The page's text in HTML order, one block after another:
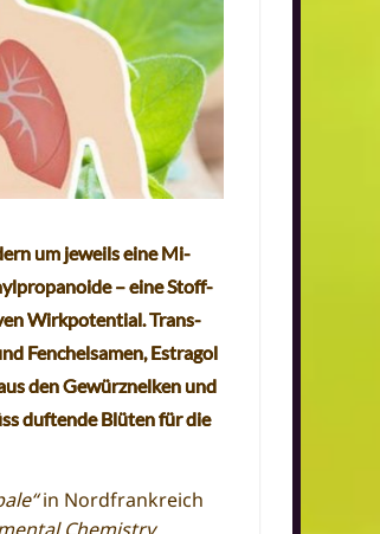
um je­weils eine Mi­
– eine Stoff­
Wirk­po­ten­ti­al. Trans-
Fenchelsamen, Estragol
den Gewürznelken und
duftende Blüten für die
in Nordfrankreich